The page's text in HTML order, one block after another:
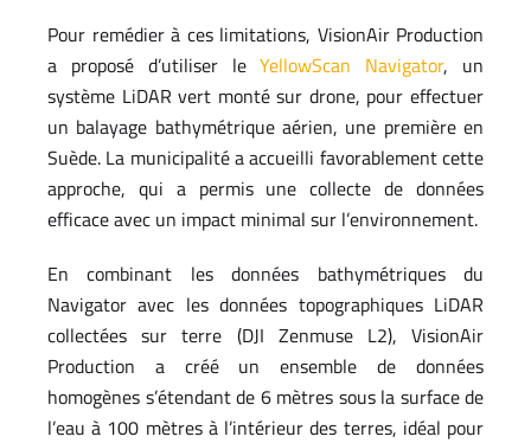
Pour remédier à ces limitations, VisionAir Production
a proposé d’utiliser leYellowScan Navigator, un
système LiDAR vert monté sur drone, pour effectuer
un balayage bathymétrique aérien, une première en
Suède. La municipalité a accueilli favorablement cette
approche, qui a permis une collecte de données
efficace avec un impact minimal sur l’environnement.
En combinant les données bathymétriques du
Navigator avec les données topographiques LiDAR
collectées sur terre (DJI Zenmuse L2), VisionAir
Production a créé un ensemble de données
homogènes s’étendant de 6 mètres sous la surface de
l’eau à 100 mètres à l’intérieur des terres, idéal pour